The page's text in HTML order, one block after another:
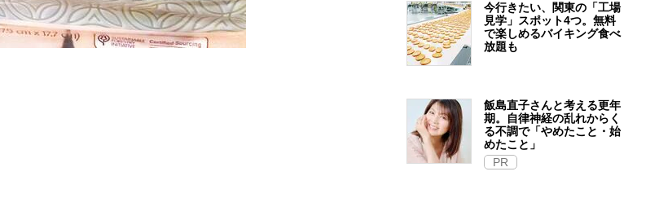
今行きたい、関東の「工場
見学」スポット4つ。無料
で楽しめるバイキング食べ
放題も
飯島直子さんと考える更年
期。自律神経の乱れからく
る不調で「やめたこと・始
めたこと」
PR